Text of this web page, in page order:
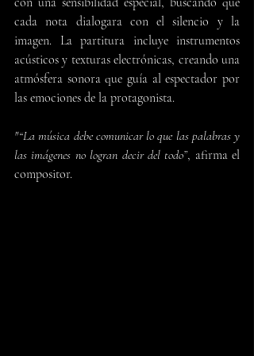
cada nota dialogara con el silencio y la
imagen. La partitura incluye instrumentos
acústicos y texturas electrónicas, creando una
atmósfera sonora que guía al espectador por
las emociones de la protagonista.
"“La música debe comunicar lo que las palabras y
las imágenes no logran decir del todo”, afirma el
compositor.